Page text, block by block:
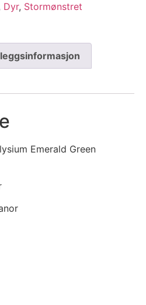
Dyr, Stormønstret
Emerald Green